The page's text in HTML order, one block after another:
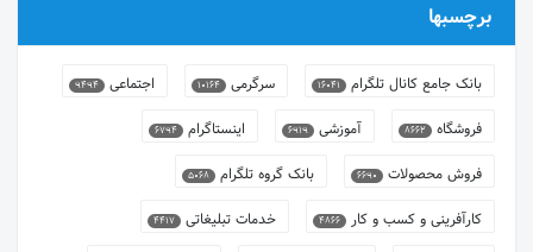
برچسبها
بانک جامع کانال تلگرام 16041 سرگرمی 10164 اجتماعی 9494
فروشگاه 8662 آموزشی 6919 اینستاگرام 6794
فروش محصولات 6690 بانک گروه تلگرام 5068
کارآفرینی و کسب و کار 4866 خدمات تبلیغاتی 4417